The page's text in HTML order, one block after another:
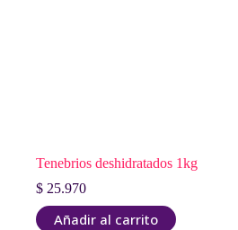
Tenebrios deshidratados 1kg
$ 25.970
Añadir al carrito